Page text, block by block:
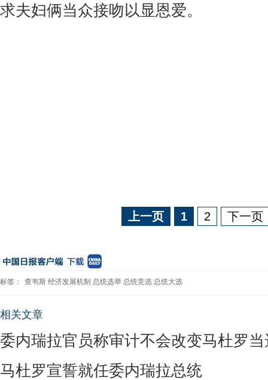
求夫妇俩当众接吻以显恩爱。
上一页 1 2 下一页
标签： 查韦斯 经济发展机制 总统选举 总统竞选 总统大选
相关文章
委内瑞拉官员称审计不会改变马杜罗
马杜罗宣誓就任委内瑞拉总统